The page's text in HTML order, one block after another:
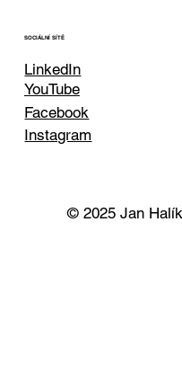
SOCIÁLNÍ SÍTĚ
LinkedIn
Facebook
YouTube
Instagram
© 2025 Jan Halík